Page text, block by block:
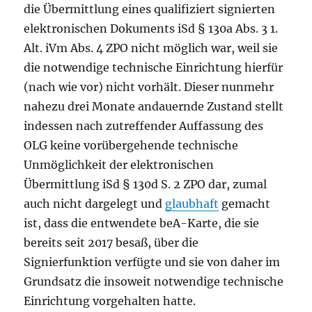
die Übermittlung eines qualifiziert signierten
elektronischen Dokuments iSd § 130a Abs. 3 1.
Alt. iVm Abs. 4 ZPO nicht möglich war, weil sie
die notwendige technische Einrichtung hierfür
(nach wie vor) nicht vorhält. Dieser nunmehr
nahezu drei Monate andauernde Zustand stellt
indessen nach zutreffender Auffassung des
OLG keine vorübergehende technische
Unmöglichkeit der elektronischen
Übermittlung iSd § 130d S. 2 ZPO dar, zumal
auch nicht dargelegt und glaubhaft gemacht
ist, dass die entwendete beA-Karte, die sie
bereits seit 2017 besaß, über die
Signierfunktion verfügte und sie von daher im
Grundsatz die insoweit notwendige technische
Einrichtung vorgehalten hatte.